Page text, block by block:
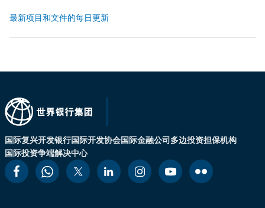
最新项目和文件的每日更新
国际复兴开发银行国际开发协会国际金融公司多边投资担保机构
国际投资争端解决中心